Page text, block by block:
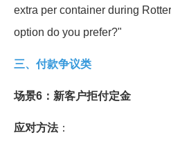
extra per container during
option do you prefer?"
三、付款争议类
场景6：新客户拒付定金
应对方法：